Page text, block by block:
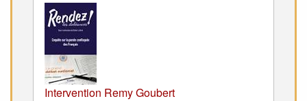
Intervention Remy Goubert